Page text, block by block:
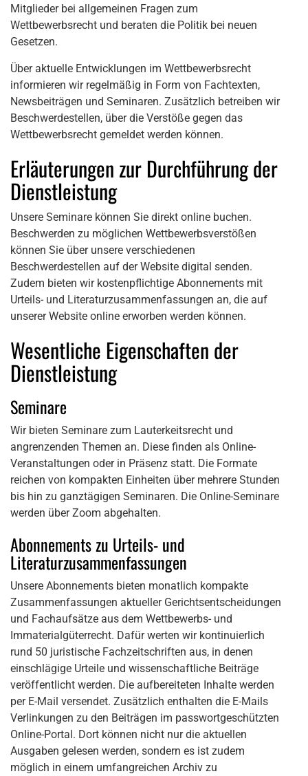
Mitglieder bei allgemeinen Fragen zum
Wettbewerbsrecht und beraten die Politik bei neuen
Gesetzen.
Über aktuelle Entwicklungen im Wettbewerbsrecht
informieren wir regelmäßig in Form von Fachtexten,
Newsbeiträgen und Seminaren. Zusätzlich betreiben wir
Beschwerdestellen, über die Verstöße gegen das
Wettbewerbsrecht gemeldet werden können.
Erläuterungen zur Durchführung der
Dienstleistung
Unsere Seminare können Sie direkt online buchen.
Beschwerden zu möglichen Wettbewerbsverstößen
können Sie über unsere verschiedenen
Beschwerdestellen auf der Website digital senden.
Zudem bieten wir kostenpflichtige Abonnements mit
Urteils- und Literaturzusammenfassungen an, die auf
unserer Website online erworben werden können.
Wesentliche Eigenschaften der
Dienstleistung
Seminare
Wir bieten Seminare zum Lauterkeitsrecht und
angrenzenden Themen an. Diese finden als Online-
Veranstaltungen oder in Präsenz statt. Die Formate
reichen von kompakten Einheiten über mehrere Stunden
bis hin zu ganztägigen Seminaren. Die Online-Seminare
werden über Zoom abgehalten.
Abonnements zu Urteils- und
Literaturzusammenfassungen
Unsere Abonnements bieten monatlich kompakte
Zusammenfassungen aktueller Gerichtsentscheidungen
und Fachaufsätze aus dem Wettbewerbs- und
Immaterialgüterrecht. Dafür werten wir kontinuierlich
rund 50 juristische Fachzeitschriften aus, in denen
einschlägige Urteile und wissenschaftliche Beiträge
veröffentlicht werden. Die aufbereiteten Inhalte werden
per E-Mail versendet. Zusätzlich enthalten die E-Mails
Verlinkungen zu den Beiträgen im passwortgeschützten
Online-Portal. Dort können nicht nur die aktuellen
Ausgaben gelesen werden, sondern es ist zudem
möglich in einem umfangreichen Archiv zu